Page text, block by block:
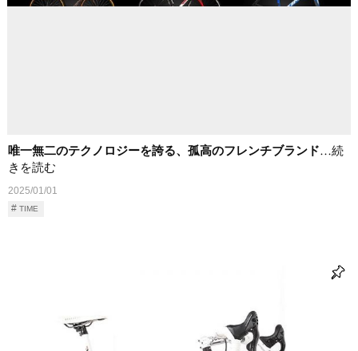
唯一無二のテクノロジーを誇る、孤高のフレンチブランド…続
きを読む
2025/01/01
TIME